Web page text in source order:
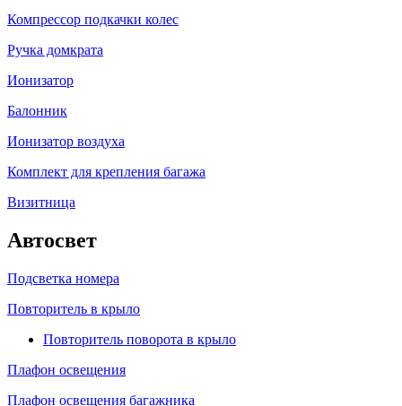
Компрессор подкачки колес
Ручка домкрата
Ионизатор
Балонник
Ионизатор воздуха
Комплект для крепления багажа
Визитница
Автосвет
Подсветка номера
Повторитель в крыло
Повторитель поворота в крыло
Плафон освещения
Плафон освещения багажника